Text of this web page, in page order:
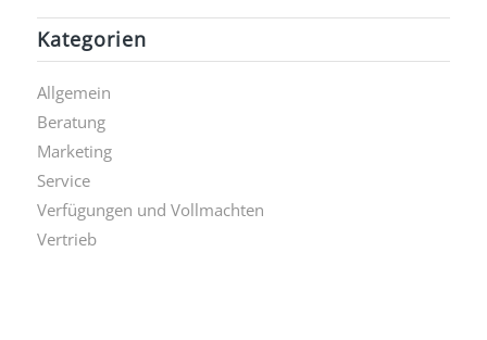
Kategorien
Allgemein
Beratung
Marketing
Service
Verfügungen und Vollmachten
Vertrieb